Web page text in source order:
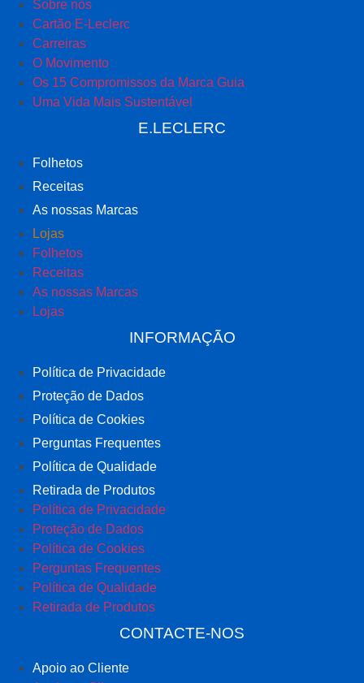
Sobre nós
Cartão E-Leclerc
Carreiras
O Movimento
Os 15 Compromissos da Marca Guia
Uma Vida Mais Sustentável
E.LECLERC
Folhetos
Receitas
As nossas Marcas
Lojas
Folhetos
Receitas
As nossas Marcas
Lojas
INFORMAÇÃO
Política de Privacidade
Proteção de Dados
Política de Cookies
Perguntas Frequentes
Política de Qualidade
Retirada de Produtos
Política de Privacidade
Proteção de Dados
Política de Cookies
Perguntas Frequentes
Política de Qualidade
Retirada de Produtos
CONTACTE-NOS
Apoio ao Cliente